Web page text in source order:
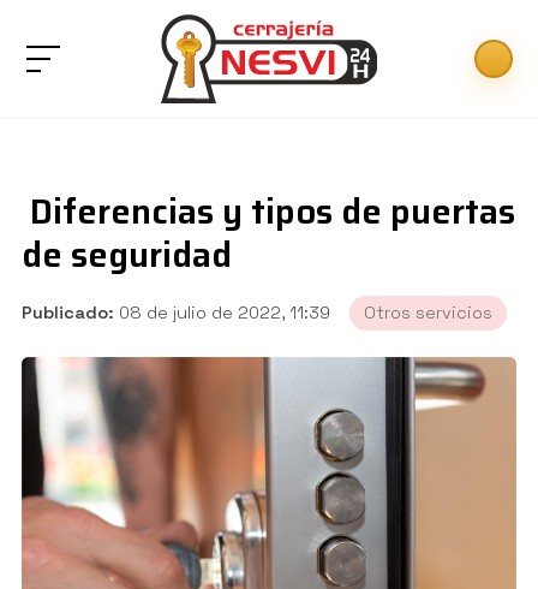
Diferencias y tipos de puertas
de seguridad
Publicado: 08 de julio de 2022, 11:39 Otros servicios